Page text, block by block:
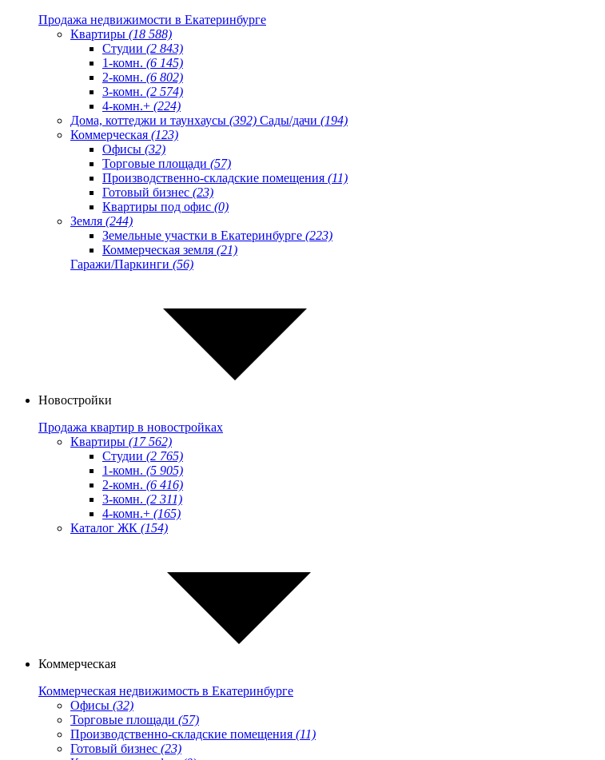
Продажа недвижимости в Екатеринбурге
Квартиры (18 588)
Студии (2 843)
1-комн. (6 145)
2-комн. (6 802)
3-комн. (2 574)
4-комн.+ (224)
Дома, коттеджи и таунхаусы (392) Сады/дачи (194)
Коммерческая (123)
Офисы (32)
Торговые площади (57)
Производственно-складские помещения (11)
Готовый бизнес (23)
Квартиры под офис (0)
Земля (244)
Земельные участки в Екатеринбурге (223)
Коммерческая земля (21)
Гаражи/Паркинги (56)
Новостройки
Продажа квартир в новостройках
Квартиры (17 562)
Студии (2 765)
1-комн. (5 905)
2-комн. (6 416)
3-комн. (2 311)
4-комн.+ (165)
Каталог ЖК (154)
Коммерческая
Коммерческая недвижимость в Екатеринбурге
Офисы (32)
Торговые площади (57)
Производственно-складские помещения (11)
Готовый бизнес (23)